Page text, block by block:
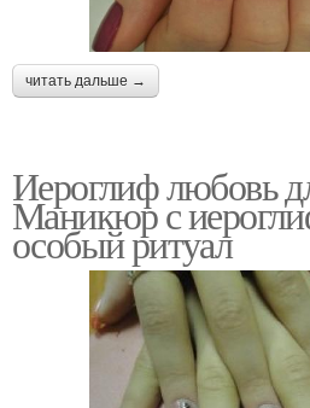
читать дальше →
Иероглиф любовь
Маникюр с
особый ритуал